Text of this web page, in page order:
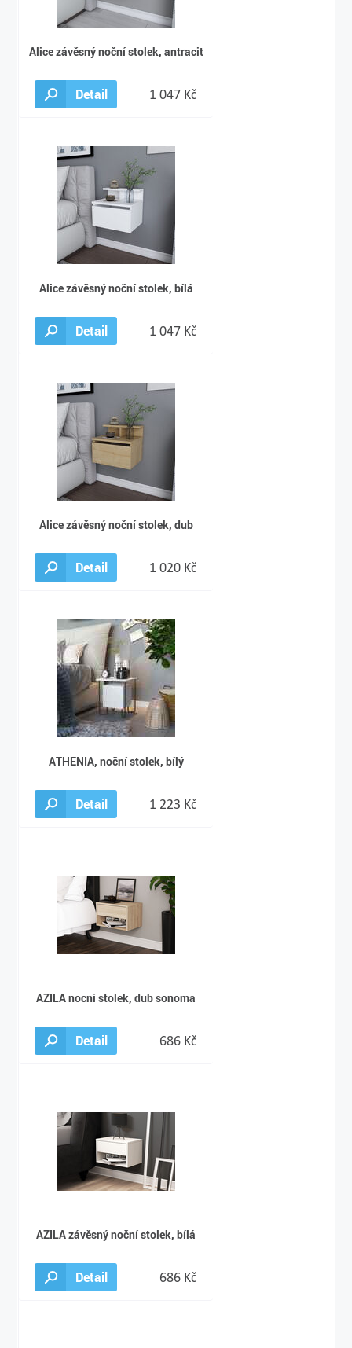
Alice závěsný noční stolek, antracit
Detail 1 047 Kč
Alice závěsný noční stolek, bílá
Detail 1 047 Kč
Alice závěsný noční stolek, dub
Detail 1 020 Kč
ATHENIA, noční stolek, bílý
Detail 1 223 Kč
AZILA nocní stolek, dub sonoma
Detail 686 Kč
AZILA závěsný noční stolek, bílá
Detail 686 Kč